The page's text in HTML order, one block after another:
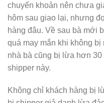
chuyển khoản nên chưa
hôm sau giao lại, nhưng
hàng đâu. Về sau bà mới
quá may mắn khi không bị
nhà bà cũng bị lừa hơn
shipper này.
Không chỉ khách hàng bị